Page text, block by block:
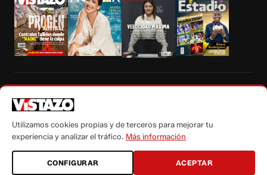
autorización escrita de su titular, de todos los contenidos de Vistazo.com.
Utilizamos cookies propias y de terceros para mejorar tu
experiencia y analizar el tráfico. Más información
CONFIGURAR ACEPTAR